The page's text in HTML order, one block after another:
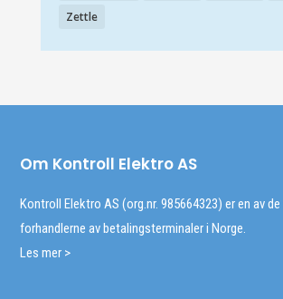
Zettle
Om Kontroll Elektro AS
Kontroll Elektro AS (org.nr. 985664323) er en av
forhandlerne av betalingsterminaler i Norge.
Les mer >